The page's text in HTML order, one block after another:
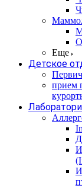
Еще
Детское
прием